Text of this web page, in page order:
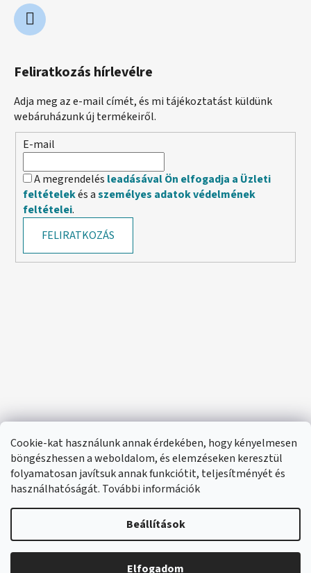
Cookie-kat használunk annak érdekében, hogy kényelmesen
böngészhessen a weboldalom, és elemzéseken keresztül
folyamatosan javítsuk annak funkciótit, teljesítményét és
használhatóságát. További információk
Beállítások
Elfogadom
🔴 Parfümök és illatok –20%
Feliratkozás hírlevélre
Adja meg az e-mail címét, és mi tájékoztatást küldünk
webáruházunk új termékeiről.
E-mail
A megrendelés leadásával Ön elfogadja a Üzleti
feltételekés aszemélyes adatok védelmének
feltételei.
FELIRATKOZÁS